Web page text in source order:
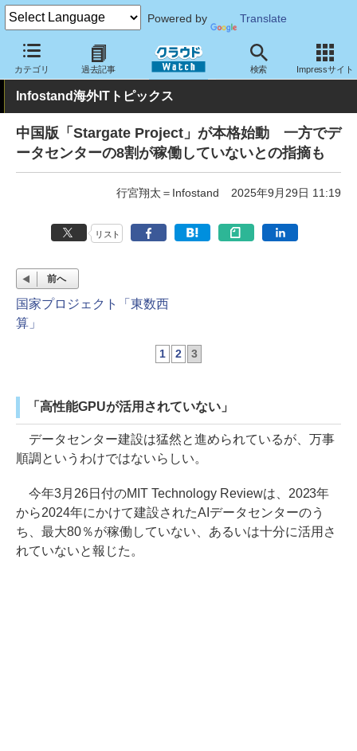
Powered by Translate
カテゴリ 過去記事 検索 Impressサイト
クラウド Watch トピック 業界動向
Infostand海外ITトピックス
中国版「Stargate Project」が本格始動 一方でデ
ータセンターの8割が稼働していないとの指摘も
行宮翔太＝Infostand 2025年9月29日 11:19
リスト
前へ
国家プロジェクト「東数西
算」
1 2 3
「高性能GPUが活用されていない」
データセンター建設は猛然と進められているが、万事
順調というわけではないらしい。
今年3月26日付のMIT Technology Reviewは、2023年
から2024年にかけて建設されたAIデータセンターのう
ち、最大80％が稼働していない、あるいは十分に活用さ
れていないと報じた。